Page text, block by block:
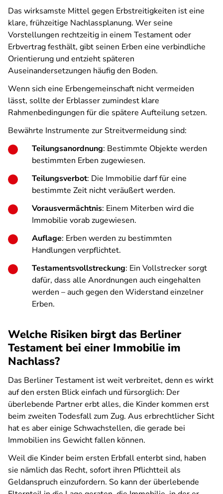
Das wirksamste Mittel gegen Erbstreitigkeiten ist eine
klare, frühzeitige Nachlassplanung. Wer seine
Vorstellungen rechtzeitig in einem Testament oder
Erbvertrag festhält, gibt seinen Erben eine verbindliche
Orientierung und entzieht späteren
Auseinandersetzungen häufig den Boden.
Wenn sich eine Erbengemeinschaft nicht vermeiden
lässt, sollte der Erblasser zumindest klare
Rahmenbedingungen für die spätere Aufteilung setzen.
Bewährte Instrumente zur Streitvermeidung sind:
Teilungsanordnung: Bestimmte Objekte werden
bestimmten Erben zugewiesen.
Teilungsverbot: Die Immobilie darf für eine
bestimmte Zeit nicht veräußert werden.
Vorausvermächtnis: Einem Miterben wird die
Immobilie vorab zugewiesen.
Auflage: Erben werden zu bestimmten
Handlungen verpflichtet.
Testamentsvollstreckung: Ein Vollstrecker sorgt
dafür, dass alle Anordnungen auch eingehalten
werden – auch gegen den Widerstand einzelner
Erben.
Welche Risiken birgt das Berliner
Testament bei einer Immobilie im
Nachlass?
Das Berliner Testament ist weit verbreitet, denn es wirkt
auf den ersten Blick einfach und fürsorglich: Der
überlebende Partner erbt alles, die Kinder kommen erst
beim zweiten Todesfall zum Zug. Aus erbrechtlicher Sicht
hat es aber einige Schwachstellen, die gerade bei
Immobilien ins Gewicht fallen können.
Weil die Kinder beim ersten Erbfall enterbt sind, haben
sie nämlich das Recht, sofort ihren Pflichtteil als
Geldanspruch einzufordern. So kann der überlebende